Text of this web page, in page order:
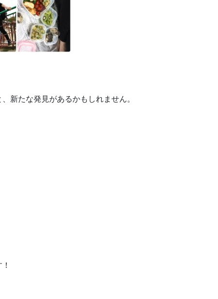
新たな発見があるかもしれません。